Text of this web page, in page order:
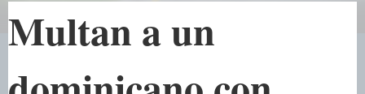
Multan a un